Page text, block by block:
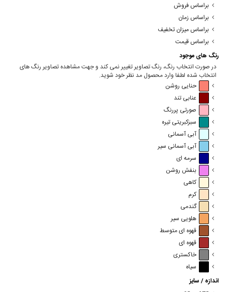
براساس فروش
براساس زمان
براساس میزان تخفیف
براساس قیمت
رنگ های موجود
در صورت انتخاب رنگ، رنگ تصاویر تغییر نمی کند و جهت مشاهده تصاویر رنگ های
انتخاب شده لطفا وارد محصول مد نظر خود شوید.
حنایی روشن
عنابی تند
صورتی پررنگ
سبزکبریتی تیره
آبی آسمانی
آبی آسمانی سیر
سرمه ای
بنفش روشن
کاهی
کرم
گندمی
هلویی سیر
قهوه ای متوسط
قهوه ای
خاکستری
سیاه
اندازه / سایز